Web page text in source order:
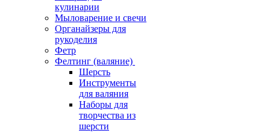
кулинарии
Мыловарение и свечи
Органайзеры для
рукоделия
Фетр
Фелтинг (валяние)
Шерсть
Инструменты
для валяния
Наборы для
творчества из
шерсти